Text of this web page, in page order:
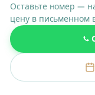
Оставьте номер —
цену в письменном